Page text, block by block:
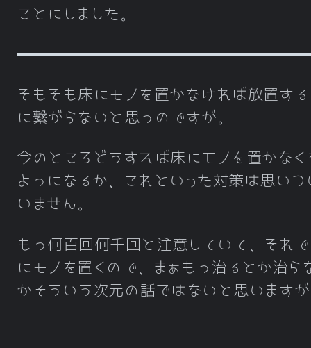
ことにしました。
そもそも床にモノを置かなければ放置す
に繋がらないと思うのですが。
今のところどうすれば床にモノを置かなく
ようになるか、これといった対策は思いつ
いません。
もう何百回何千回と注意していて、それ
にモノを置くので、まぁもう治るとか治ら
かそういう次元の話ではないと思います